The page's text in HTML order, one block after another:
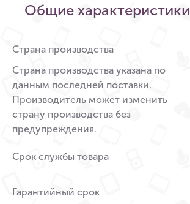
Общие характеристики
Страна производства
Страна производства указана по
данным последней поставки.
Производитель может изменить
страну производства без
предупреждения.
Срок службы товара
Гарантийный срок